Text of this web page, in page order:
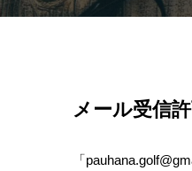
メール受信
「